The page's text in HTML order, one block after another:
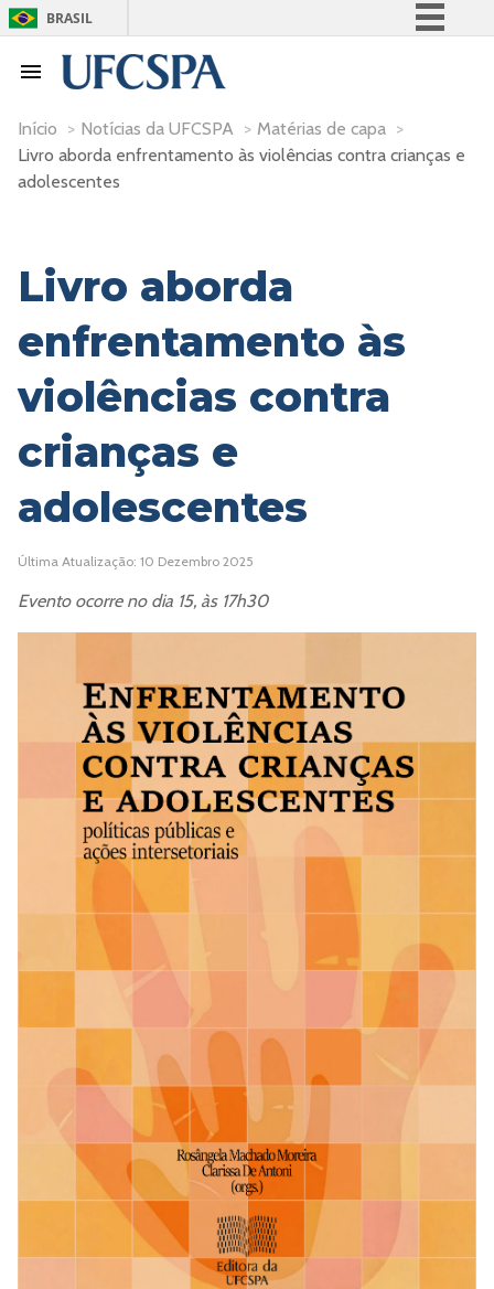
BRASIL
Participe
Acesso à informação
Início > Notícias da UFCSPA > Matérias de capa >
Livro aborda enfrentamento às violências contra crianças e
adolescentes
Livro aborda
enfrentamento às
violências contra
crianças e
adolescentes
Última Atualização: 10 Dezembro 2025
Evento ocorre no dia 15, às 17h30